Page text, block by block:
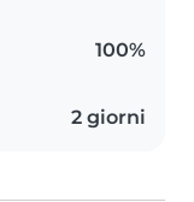
100%
2 giorni